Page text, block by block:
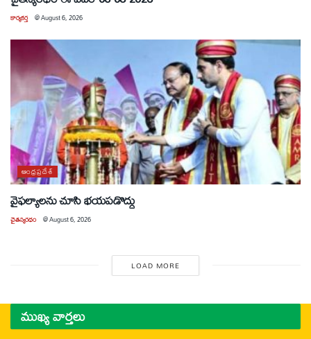
కార్యకర్త @August 6, 2026
ఆంధ్రప్రదేశ్
వైఫల్యాలను చూసి భయపడొద్దు
చైతన్యరధం @August 6, 2026
LOAD MORE
ముఖ్య వార్తలు